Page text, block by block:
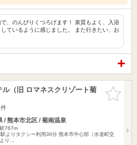
、のんびりくつろげます！ 泉質もよく、入浴
ているように感じました。 また行きたい、お
お気に入
りに追加
（旧 ロマネスクリゾート菊
/ 熊本市北区 / 菊南温泉
767m
よりタクシー利用30分 熊本市中心部（水道町交
り…